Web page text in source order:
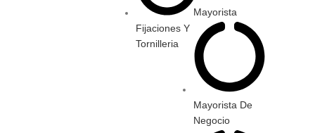
Fijaciones Y
Tornilleria
Mayorista
Mayorista De
Negocio